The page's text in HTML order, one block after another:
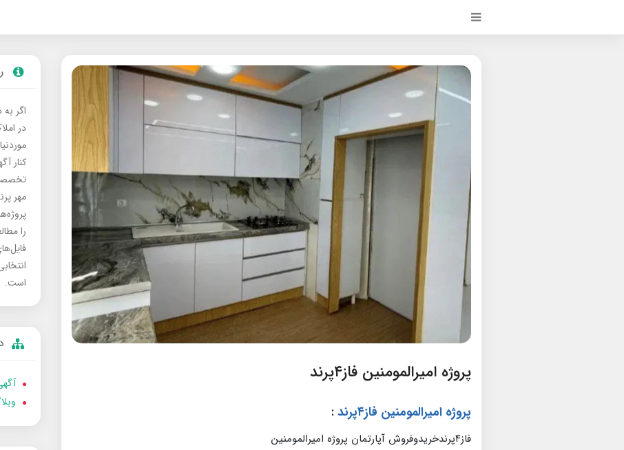
پروژه امیرالمومنین فاز۴پرند
پروژه امیرالمومنین فاز۴پرند :
فاز۴پرندخریدوفروش آپارتمان پروژه امیرالمومنین
اگر
در
کنار
مهر
را
است.